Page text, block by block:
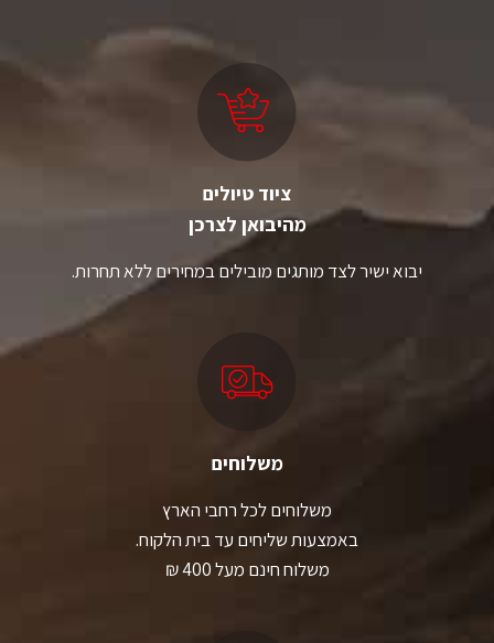
ציוד טיולים
מהיבואן לצרכן
יבוא ישיר לצד מותגים מובילים במחירים ללא תחרות.
משלוחים
משלוחים לכל רחבי הארץ
באמצעות שליחים עד בית הלקוח.
משלוח חינם מעל 400 ₪